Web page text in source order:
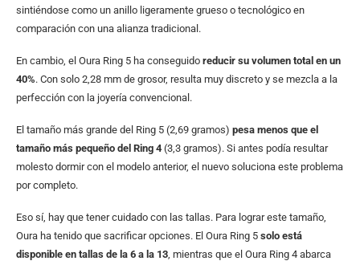
sintiéndose como un anillo ligeramente grueso o tecnológico en
comparación con una alianza tradicional.
En cambio, el Oura Ring 5 ha conseguido reducir su volumen total en un
40%. Con solo 2,28 mm de grosor, resulta muy discreto y se mezcla a la
perfección con la joyería convencional.
El tamaño más grande del Ring 5 (2,69 gramos) pesa menos que el
tamaño más pequeño del Ring 4 (3,3 gramos). Si antes podía resultar
molesto dormir con el modelo anterior, el nuevo soluciona este problema
por completo.
Eso sí, hay que tener cuidado con las tallas. Para lograr este tamaño,
Oura ha tenido que sacrificar opciones. El Oura Ring 5 solo está
disponible en tallas de la 6 a la 13 , mientras que el Oura Ring 4 abarca